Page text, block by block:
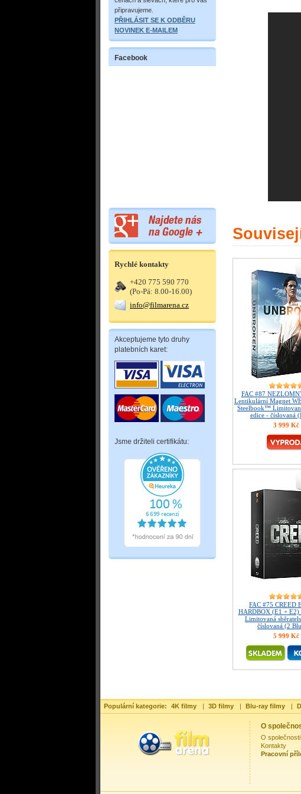
připravujeme.
PŘIHLÁSIT SE K ODBĚRU
NOVINEK E-MAILEM
Facebook
Rychlé kontakty
+420 775 590 770
(Po-Pá: 8.00-16.00)
info@filmarena.cz
Akceptujeme tyto druhy
platebních karet:
Jsme držiteli certifikátu:
FAC #87
Lentikulární Magnet
Steelbook™
edice - číslovaná
3 999 Kč
FAC #75 CREED
HARDBOX (E1 +
Limitovaná
číslovaná (2
5 999 Kč
Populární kategorie: 4K filmy | 3D filmy | Blu-ray filmy |
O
O společnosti
Kontakty
Pracovní